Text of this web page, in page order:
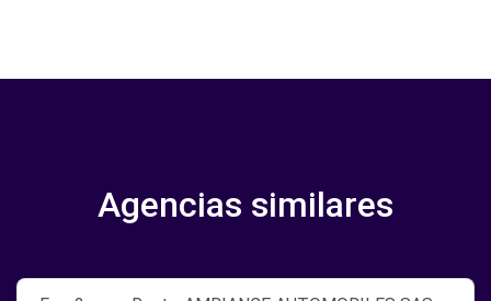
Agencias similares